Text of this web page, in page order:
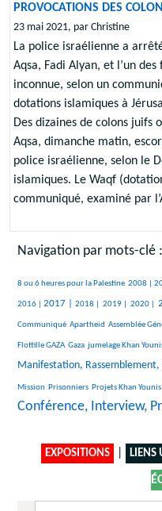
PROVOCATIONS DES
23 mai 2021, par Christine
La police israélienne a
Aqsa, Fadi Alyan, et l’un
inconnue, selon un
dotations islamiques à
Des dizaines de colons juifs
Aqsa, dimanche matin,
police israélienne, selon le
islamiques. Le Waqf
communiqué, examiné par
Navigation par mots-clé :
444/2417
8 ou 6 heures pour la Palestine
95/2417 2008 |
289/2417
240/2417
333/2417
216/2417
279/2417
158/2417
122/2417
343/2417
2016 |
557/2417
2017 |
191/2417 2018 |
118/2417 2019 |
106/2417 2020 |
772/2417
865/2417
370/2417
855/2417
318/2417
Communiqué
22/2417 Apartheid
23/2417 Assemblée
149/2417
36/2417
1249/2417
49/2417
Flottille GAZA
296/2417 Gaza
215/2417 jumelage Khan
327/2417
33/2417
952/2417
Manifestation,
29/2417
Mission
25/2417Prisonniers
172/2417 Projets Khan Younis
2417/2417
1498/2417
Conférence, Interview,
31/2417
EXPOSITIONS LIENS